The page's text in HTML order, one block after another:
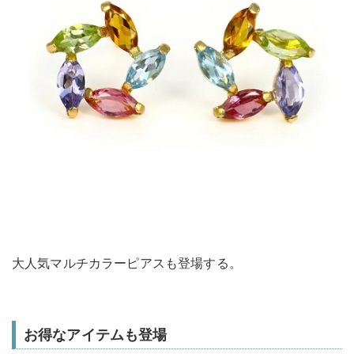
大人気マルチカラーピアスも登場する。
お得なアイテムも登場